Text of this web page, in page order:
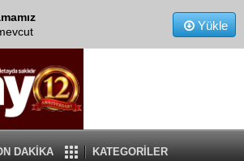
Yükle
DAKİKA KATEGORİLER